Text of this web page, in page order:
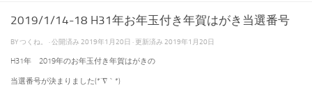
2019/1/14-18 H31年お年玉付き年賀はがき当選番号
BYつくね。 · 公開済み 2019年1月20日 · 更新済み 2019年1月20日
H31年 2019年のお年玉付き年賀はがきの
当選番号が決まりました(*´∇｀*)